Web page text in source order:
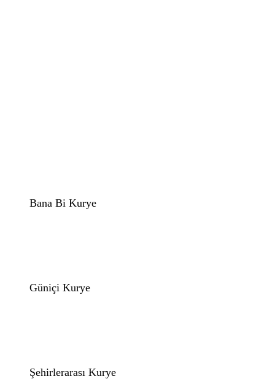
Bana Bi Kurye
Güniçi Kurye
Şehirlerarası Kurye